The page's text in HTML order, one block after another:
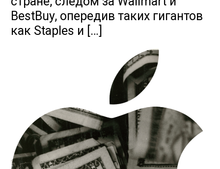
BestBuy, опередив таких гигантов
как Staples и […]